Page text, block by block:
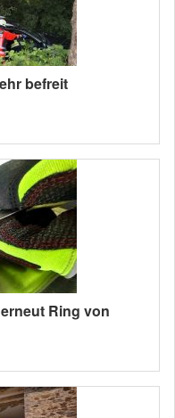
befreit
Ring von